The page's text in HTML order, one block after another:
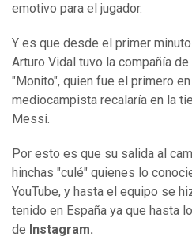
emotivo para el jugador.
Y es que desde el primer
Arturo Vidal tuvo la compañía
"Monito", quien fue el primero en
mediocampista recalaría en la
Messi.
Por esto es que su salida al
hinchas "culé" quienes lo
YouTube, y hasta el equipo se
tenido en España ya que hasta
de Instagram.